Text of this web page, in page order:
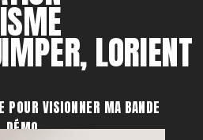
VISIONNER MA BANDE
DÉMO
LORIENT